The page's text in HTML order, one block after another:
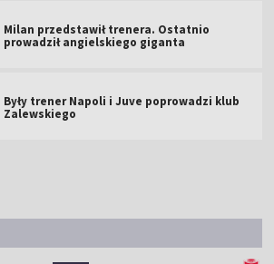
Milan przedstawił trenera. Ostatnio
prowadził angielskiego giganta
Były trener Napoli i Juve poprowadzi klub
Zalewskiego